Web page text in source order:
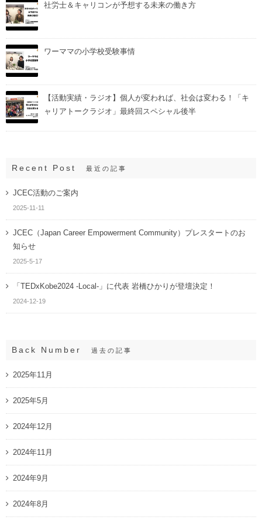
社労士＆キャリコンが予想する未来の働き方
ワーママの小学校受験事情
【活動実績・ラジオ】個人が変われば、社会は変わる！「キ
ャリアトークラジオ」最終回スペシャル後半
Recent Post 最近の記事
JCEC活動のご案内
2025-11-11
JCEC（Japan Career Empowerment Community）プレスタートのお
知らせ
2025-5-17
「TEDxKobe2024 -Local-」に代表 岩橋ひかりが登壇決定！
2024-12-19
Back Number 過去の記事
2025年11月
2025年5月
2024年12月
2024年11月
2024年9月
2024年8月